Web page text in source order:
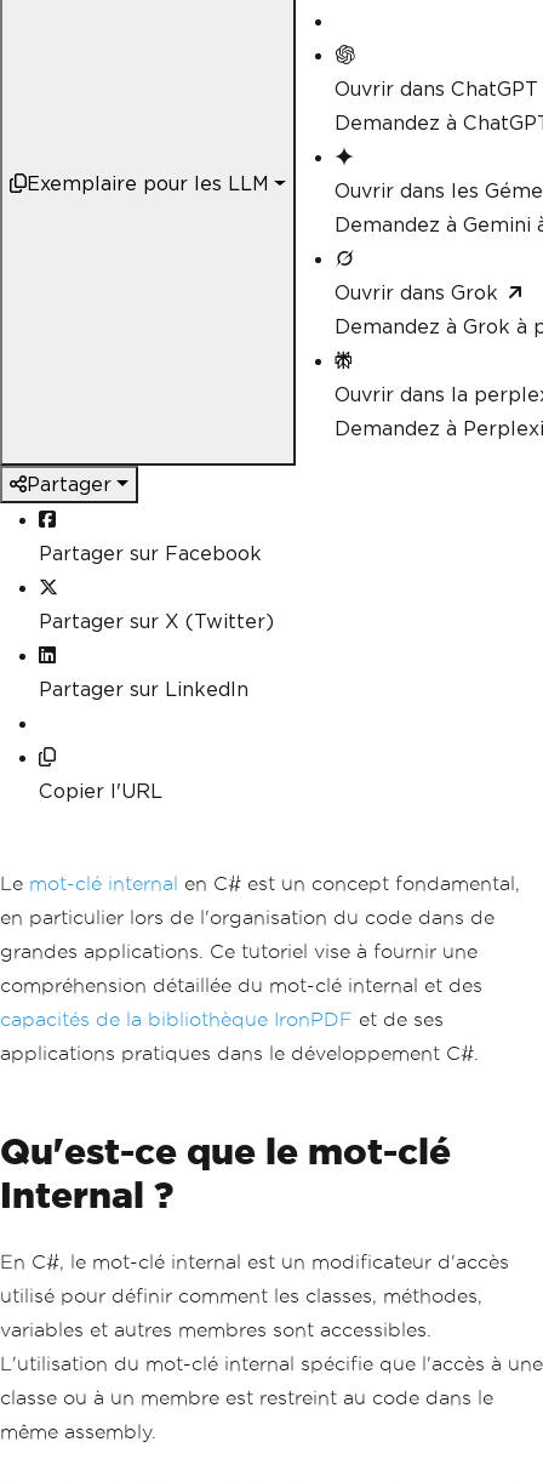
Exemplaire pour les LLM
Ouvrir dans ChatGPT
Demandez à
Ouvrir dans les
Demandez à
Ouvrir dans Grok
Demandez à Grok à
Ouvrir dans la
Demandez à
Partager
Partager sur Facebook
Partager sur X (Twitter)
Partager sur LinkedIn
Copier l'URL
Le mot-clé internal en C# est un concept fondamental,
en particulier lors de l'organisation du code dans de
grandes applications. Ce tutoriel vise à fournir une
compréhension détaillée du mot-clé internal et des
capacités de la bibliothèque IronPDF et de ses
applications pratiques dans le développement C#.
Qu'est-ce que le mot-clé
Internal ?
En C#, le mot-clé internal est un modificateur d'accès
utilisé pour définir comment les classes, méthodes,
variables et autres membres sont accessibles.
L'utilisation du mot-clé internal spécifie que l'accès à une
classe ou à un membre est restreint au code dans le
même assembly.